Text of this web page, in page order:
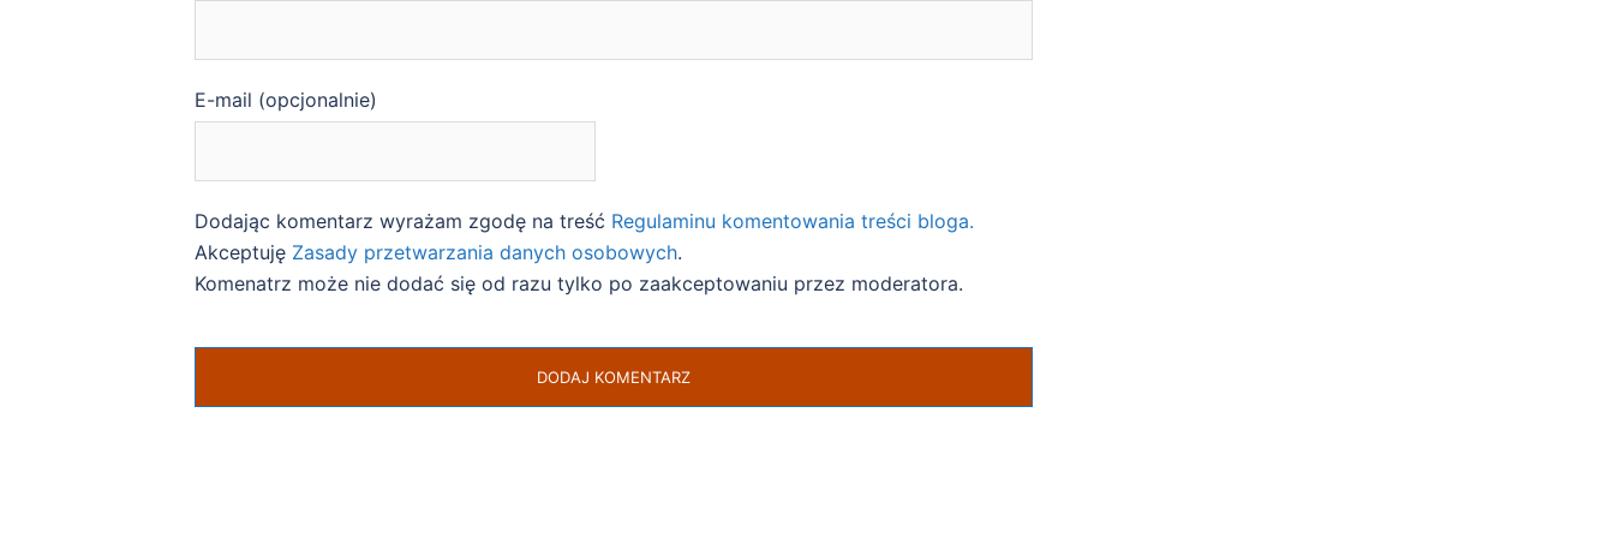
E-mail (opcjonalnie)
Dodając komentarz wyrażam zgodę na treść Regulaminu komentowania treści bloga.
Akceptuję Zasady przetwarzania danych osobowych.
Komenatrz może nie dodać się od razu tylko po zaakceptowaniu przez moderatora.